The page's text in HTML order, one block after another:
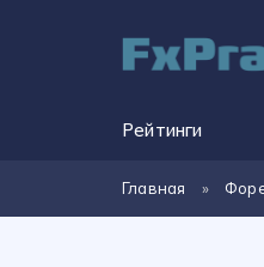
Рейтинги
Главная »